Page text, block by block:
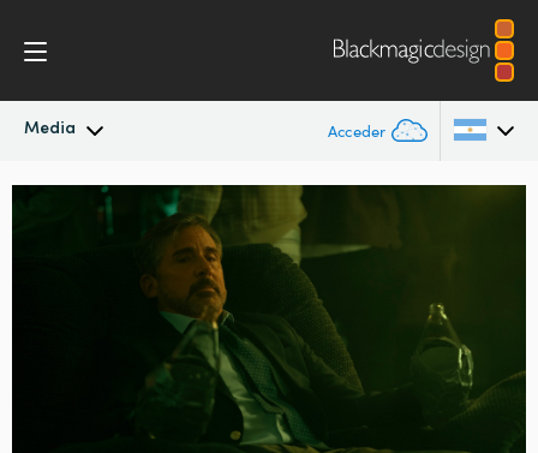
Media Acceder
NovedadesArgentina